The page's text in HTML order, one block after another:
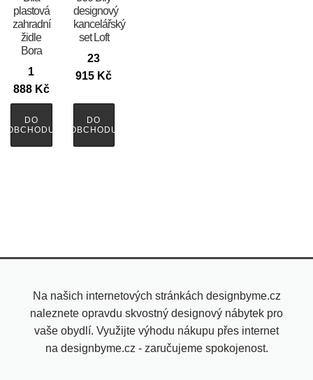
plastová
zahradní
židle
Bora
1
888 Kč
DO
OBCHODU
designový
kancelářský
set Loft
23
915 Kč
DO
OBCHODU
Na našich internetových stránkách designbyme.cz
naleznete opravdu skvostný designový nábytek pro
vaše obydlí. Využijte výhodu nákupu přes internet
na designbyme.cz - zaručujeme spokojenost.